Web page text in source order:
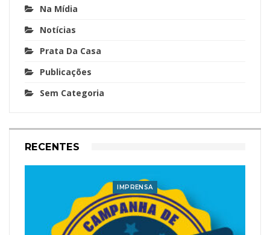
Na Mídia
Notícias
Prata Da Casa
Publicações
Sem Categoria
RECENTES
IMPRENSA